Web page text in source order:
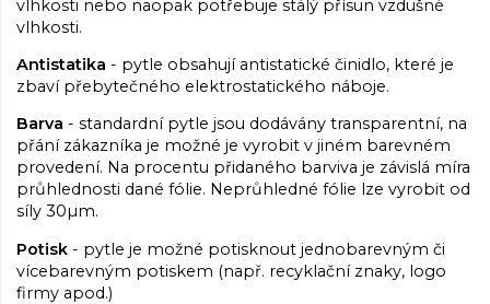
vlhkosti nebo naopak potřebuje stálý přísun vzdušné
vlhkosti.
Antistatika - pytle obsahují antistatické činidlo, které je
zbaví přebytečného elektrostatického náboje.
Barva - standardní pytle jsou dodávány transparentní, na
přání zákazníka je možné je vyrobit v jiném barevném
provedení. Na procentu přidaného barviva je závislá míra
průhlednosti dané fólie. Neprůhledné fólie lze vyrobit od
síly 30µm.
Potisk - pytle je možné potisknout jednobarevným či
vícebarevným potiskem (např. recyklační znaky, logo
firmy apod.)